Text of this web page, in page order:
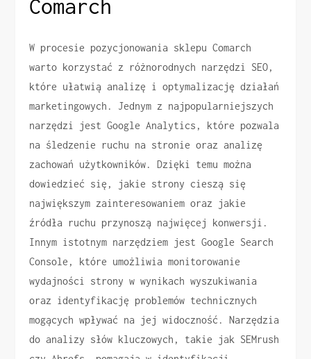
Comarch
W procesie pozycjonowania sklepu Comarch
warto korzystać z różnorodnych narzędzi SEO,
które ułatwią analizę i optymalizację działań
marketingowych. Jednym z najpopularniejszych
narzędzi jest Google Analytics, które pozwala
na śledzenie ruchu na stronie oraz analizę
zachowań użytkowników. Dzięki temu można
dowiedzieć się, jakie strony cieszą się
największym zainteresowaniem oraz jakie
źródła ruchu przynoszą najwięcej konwersji.
Innym istotnym narzędziem jest Google Search
Console, które umożliwia monitorowanie
wydajności strony w wynikach wyszukiwania
oraz identyfikację problemów technicznych
mogących wpływać na jej widoczność. Narzędzia
do analizy słów kluczowych, takie jak SEMrush